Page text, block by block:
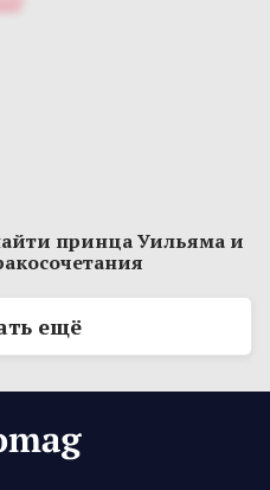
принца Уильяма и
ещё